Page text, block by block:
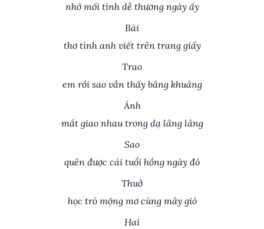
nhớ mối tình dễ thương ngày ấy
Bài
thơ tình anh viết trên trang giấy
Trao
em rồi sao vẫn thấy bâng khuâng
Ánh
mắt giao nhau trong dạ lâng lâng
Sao
quên được cái tuổi hồng ngày đó
Thuở
học trò mộng mơ cùng mây gió
Hai